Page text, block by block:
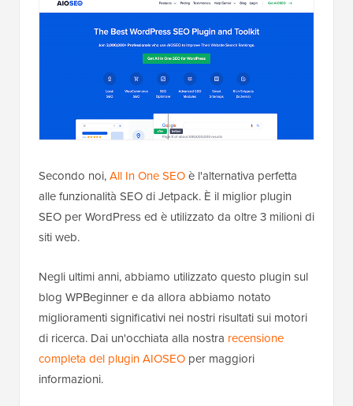
Secondo noi,All In One SEOè l'alternativa perfetta
alle funzionalità SEO di Jetpack. È il miglior plugin
SEO per WordPress ed è utilizzato da oltre 3 milioni di
siti web.
Negli ultimi anni, abbiamo utilizzato questo plugin sul
blog WPBeginner e da allora abbiamo notato
miglioramenti significativi nei nostri risultati sui motori
di ricerca. Dai un'occhiata alla nostra recensione
completa del plugin AIOSEO per maggiori
informazioni.